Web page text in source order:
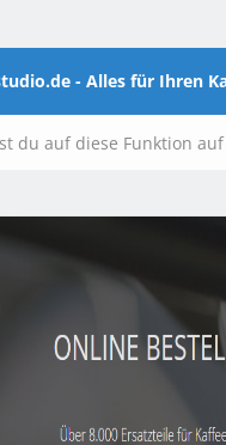
- Alles für Ihren
du auf diese Funktion